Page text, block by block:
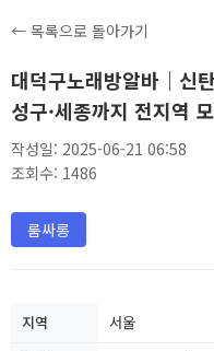
← 목록으로 돌아가기
대덕구노래방알바｜신
성구·세종까지 전지역
작성일: 2025-06-21 06:58
조회수: 1486
룸싸롱
지역
서울